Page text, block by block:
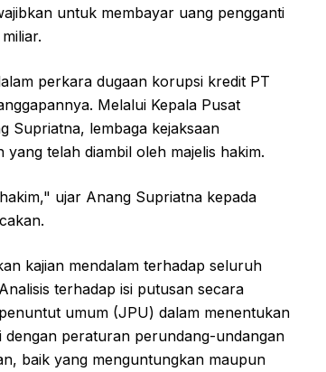
untuk membayar uang pengganti
perkara dugaan korupsi kredit PT
Melalui Kepala Pusat
Supriatna, lembaga kejaksaan
telah diambil oleh majelis hakim.
ujar Anang Supriatna kepada
kajian mendalam terhadap seluruh
terhadap isi putusan secara
umum (JPU) dalam menentukan
dengan peraturan perundang-undangan
baik yang menguntungkan maupun